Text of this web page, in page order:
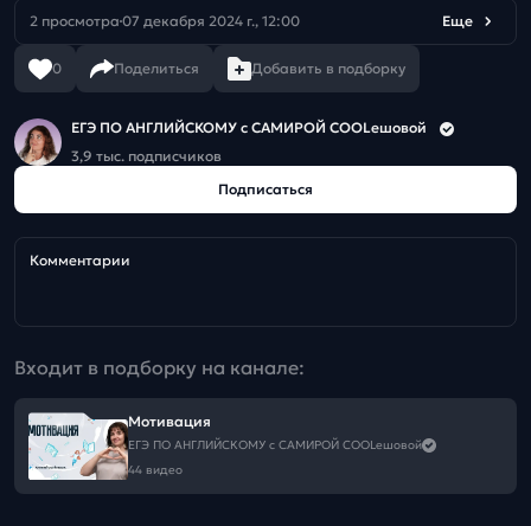
2 просмотра 07 декабря 2024 г., 12:00 Еще
0 Поделиться Добавить в подборку
ЕГЭ ПО АНГЛИЙСКОМУ с САМИРОЙ COOLешовой
3,9 тыс. подписчиков
Подписаться
Комментарии
Входит в подборку на канале:
Мотивация
ЕГЭ ПО АНГЛИЙСКОМУ с САМИРОЙ COOLешовой
44 видео